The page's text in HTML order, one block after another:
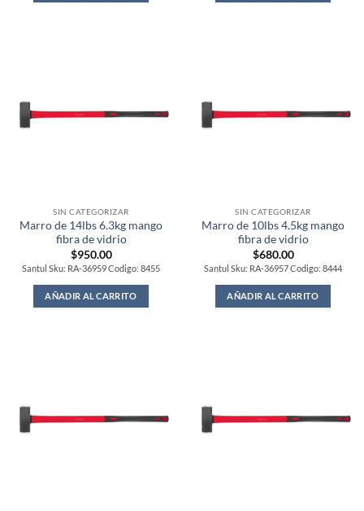
SIN CATEGORIZAR
Marro de 14lbs 6.3kg mango
fibra de vidrio
$950.00
Santul Sku: RA-36959 Codigo: 8455
AÑADIR AL CARRITO
SIN CATEGORIZAR
Marro de 10lbs 4.5kg mango
fibra de vidrio
$680.00
Santul Sku: RA-36957 Codigo: 8444
AÑADIR AL CARRITO